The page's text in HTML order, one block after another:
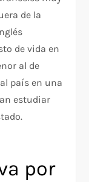
de la
de vida en
al de
país en una
estudiar
por